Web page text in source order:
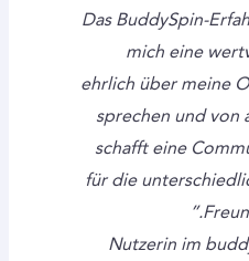
für
—